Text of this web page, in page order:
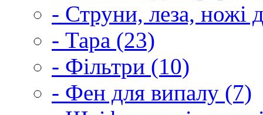
- Струни, леза, ножі
- Тара (23)
- Фільтри (10)
- Фен для випалу (7)